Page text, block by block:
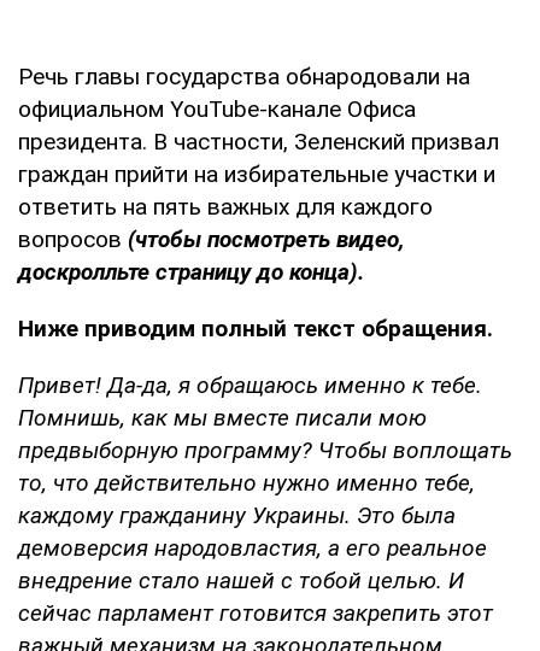
Речь главы государства обнародовали на
официальном YouTube-канале Офиса
президента. В частности, Зеленский призвал
граждан прийти на избирательные участки и
ответить на пять важных для каждого
вопросов (чтобы посмотреть видео,
доскролльте страницу до конца).
Ниже приводим полный текст обращения.
Привет! Да-да, я обращаюсь именно к тебе.
Помнишь, как мы вместе писали мою
предвыборную программу? Чтобы воплощать
то, что действительно нужно именно тебе,
каждому гражданину Украины. Это была
демоверсия народовластия, а его реальное
внедрение стало нашей с тобой целью. И
сейчас парламент готовится закрепить этот
важный механизм на законодательном